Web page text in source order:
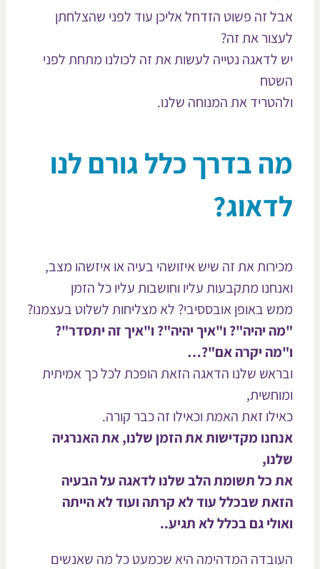
זה פשוט הזדחל אליכן עוד לפני שהצלחתן
את זה?
לדאגה נטייה לעשות את זה לכולנו מתחת לפני
את המנוחה שלנו.
בדרך כלל גורם לנו
את זה שיש איזושהי בעיה או איזשהו מצב,
מתקבעות עליו וחושבות עליו כל הזמן
באופן אובססיבי? לא מצליחות לשלוט בעצמנו?
יהיה"? ו"איך יהיה"? ו"איך זה יתסדר"?
יקרה אם"?…
שלנו הדאגה הזאת הופכת לכל כך אמיתית
זאת האמת וכאילו זה כבר קורה.
מקדישות את הזמן שלנו, את האנרגיה
כל תשומת הלב שלנו לדאגה על הבעיה
שבכלל עוד לא קרתה ועוד לא הייתה
גם בכלל לא תגיע..
המדהימה היא שכמעט כל מה שאנשים